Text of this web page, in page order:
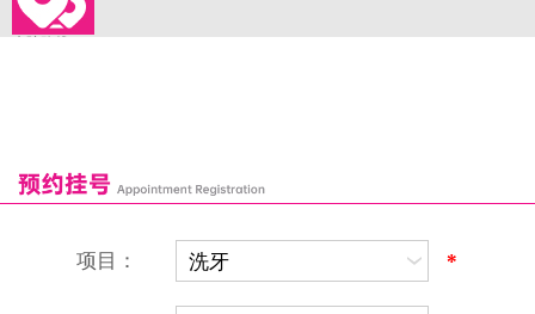
恒乐口腔诊所
富港口腔诊所
项目： *